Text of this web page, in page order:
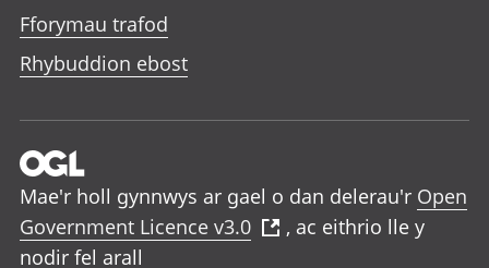
Fforymau trafod
Rhybuddion ebost
Mae'r holl gynnwys ar gael o dan delerau'r Open
Government Licence v3.0
, ac eithrio lle y
nodir fel arall